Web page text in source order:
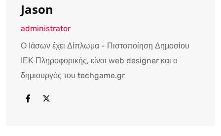
Jason
administrator
Ο Ιάσων έχει Δίπλωμα - Πιστοποίηση Δημοσίου
ΙΕΚ Πληροφορικής, είναι web designer και ο
δημιουργός του techgame.gr